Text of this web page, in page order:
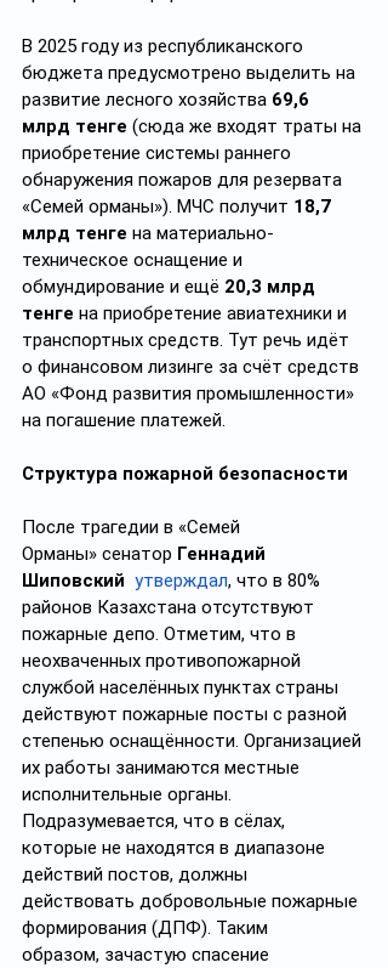
В 2025 году из республиканского
бюджета предусмотрено выделить на
развитие лесного хозяйства 69,6
млрд тенге (сюда же входят траты на
приобретение системы раннего
обнаружения пожаров для резервата
«Семей орманы»). МЧС получит 18,7
млрд тенге на материально-
техническое оснащение и
обмундирование и ещё 20,3 млрд
тенге на приобретение авиатехники и
транспортных средств. Тут речь идёт
о финансовом лизинге за счёт средств
АО «Фонд развития промышленности»
на погашение платежей.
Структура пожарной безопасности
После трагедии в «Семей
Орманы» сенатор Геннадий
Шиповский утверждал, что в 80%
районов Казахстана отсутствуют
пожарные депо. Отметим, что в
неохваченных противопожарной
службой населённых пунктах страны
действуют пожарные посты с разной
степенью оснащённости. Организацией
их работы занимаются местные
исполнительные органы.
Подразумевается, что в сёлах,
которые не находятся в диапазоне
действий постов, должны
действовать добровольные пожарные
формирования (ДПФ). Таким
образом, зачастую спасение